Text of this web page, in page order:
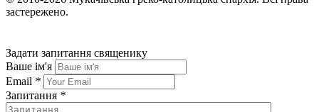
застережено.
Задати запитання священику
Ваше ім'я
Email *
Запитання *